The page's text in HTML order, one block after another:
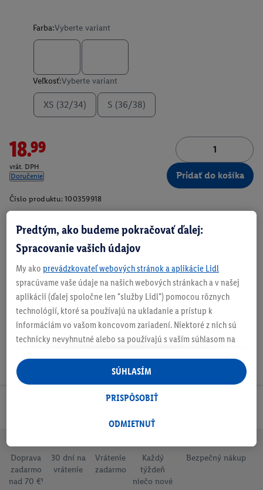
Farba:Vyberte variant
Veľkosť:Vyberte variant
XS (32/34) S (36/38)
18.99
vrát. DPH
Doručenie
Pridať do košíka
Číslo produktu: 100359918
Zistite svoju veľkosť
O produkte
Doprava
zadarmo
nad 70 €¹
30 dní na
vrátenie
Vrátenie
zadarmo
Každý
týždeň
niečo nové
Bezpečný nákup
Predtým, ako budeme pokračovať ďalej:
Spracovanie vašich údajov
My ako prevádzkovateľ webových stránok a aplikácie Lidl
spracúvame vaše údaje na našich webových stránkach a v našej
aplikácii (ďalej spoločne len "služby Lidl") pomocou rôznych
technológií, ktoré sa používajú na ukladanie a prístup k
informáciám vo vašom koncovom zariadení. Niektoré z nich sú
technicky nevyhnutné alebo sa používajú s vaším súhlasom na
personalizovanú reklamu v rámci služieb Lidl aj mimo nich. Ak
ste účastníkom programu Lidl Plus, na tieto účely sa spracúvajú
aj údaje z vášho nákupného správania v obchode.
následne si vytvoríte účet Lidl Plus alebo sa prihlásite do svojho
ktorú tam uvediete, aby sme vás mohli rozpoznať v službách
prevádzkovaných tretími stranami a zobrazovať vám
ODMIETNUŤ
PRISPÔSOBIŤ
SÚHLASÍM